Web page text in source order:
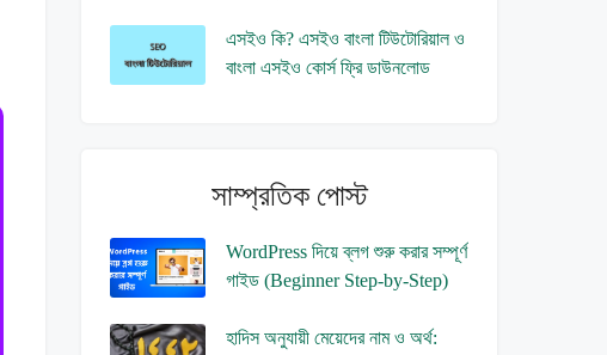
এসইও কি? এসইও বাংলা টিউটোরিয়াল ও
বাংলা এসইও কোর্স ফ্রি ডাউনলোড
সাম্প্রতিক পোস্ট
WordPress দিয়ে ব্লগ শুরু করার সম্পূর্ণ
গাইড (Beginner Step-by-Step)
হাদিস অনুযায়ী মেয়েদের নাম ও অর্থ: